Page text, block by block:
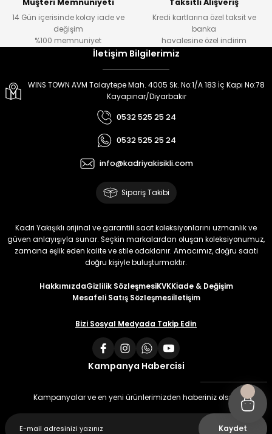
Müşteri Memnuniyeti
14 Gün içerisinde kolay iade ve
değişim
%100 memnuniyet
Taksitli Alışveriş
Kredi kartlarına özel taksit ve
banka
havalesine özel indirim
İletişim Bilgilerimiz
WINS TOWN AVM Talaytepe Mah. 4005 Sk. No:1/A 183 İç Kapı No:78
Kayapınar/Diyarbakır
0532 525 25 24
0532 525 25 24
info@kadriyakisikli.com
Sipariş Takibi
Kadri Yakışıklı orijinal ve garantili saat koleksiyonlarını uzmanlık ve
güven anlayışıyla sunar. Seçkin markalardan oluşan koleksiyonumuz,
zamana eşlik eden kalite ve stile odaklanır. Amacımız, doğru saati
doğru kişiyle buluşturmaktır.
HakkımızdaGizlilik SözleşmesiKVKKİade & Değişim
Mesafeli Satış Sözleşmesiİletişim
Bizi Sosyal Medyada Takip Edin
Kampanya Habercisi
Kampanyalar ve en yeni ürünlerimizden haberiniz olsun
Kaydet